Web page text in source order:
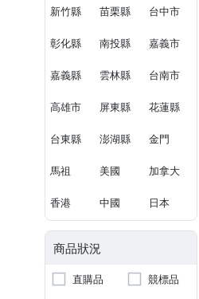
新竹縣 苗栗縣 台中市
彰化縣 南投縣 嘉義市
嘉義縣 雲林縣 台南市
高雄市 屏東縣 花蓮縣
台東縣 澎湖縣 金門
馬祖 美國 加拿大
香港 中國 日本
商品狀況
直購品
競標品